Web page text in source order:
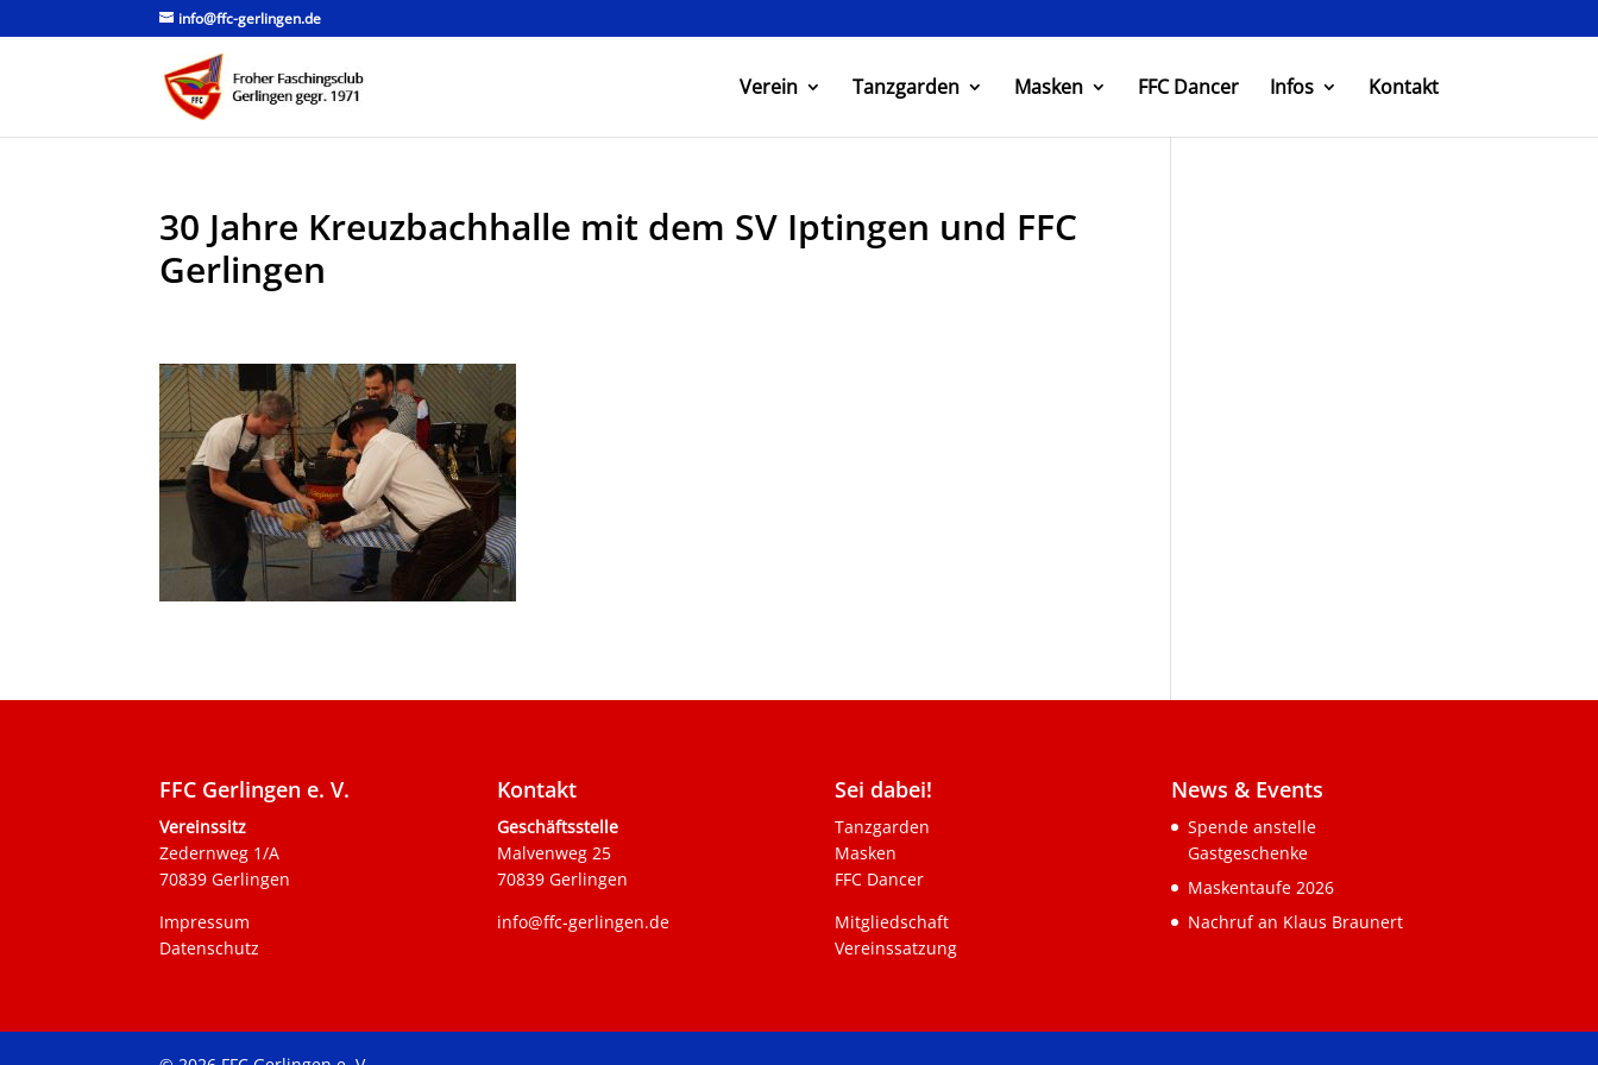
info@ffc-gerlingen.de
Verein Tanzgarden Masken FFC Dancer Infos Kontakt
30 Jahre Kreuzbachhalle mit dem SV Iptingen und FFC
Gerlingen
FFC Gerlingen e. V.
Vereinssitz
Zedernweg 1/A
70839 Gerlingen
Impressum
Datenschutz
Kontakt
Geschäftsstelle
Malvenweg 25
70839 Gerlingen
info@ffc-gerlingen.de
Sei dabei!
Tanzgarden
Masken
FFC Dancer
Mitgliedschaft
Vereinssatzung
News & Events
Spende anstelle
Gastgeschenke
Maskentaufe 2026
Nachruf an Klaus Braunert